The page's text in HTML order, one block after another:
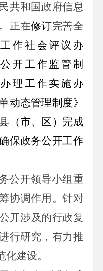
共和国政府信息
正在修订完善全
作社会评议办
开工作监管制
理工作实施办
动态管理制度》
（市、区）完成
保政务公开工作
公开领导小组重
协调作用。针对
开涉及的行政复
行研究，有力推
建设。